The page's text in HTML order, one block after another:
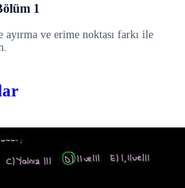
1
ve erime noktası farkı ile